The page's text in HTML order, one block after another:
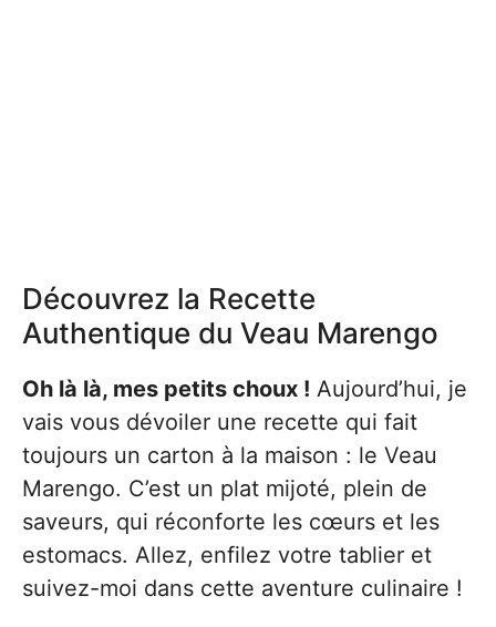
Découvrez la Recette
Authentique du Veau Marengo
Oh là là, mes petits choux ! Aujourd’hui, je
vais vous dévoiler une recette qui fait
toujours un carton à la maison : le Veau
Marengo. C’est un plat mijoté, plein de
saveurs, qui réconforte les cœurs et les
estomacs. Allez, enfilez votre tablier et
suivez-moi dans cette aventure culinaire !